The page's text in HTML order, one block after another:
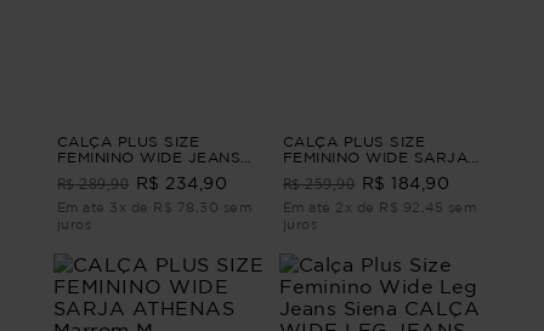
CALÇA PLUS SIZE
FEMININO WIDE JEANS
R$ 289,90 R$ 234,90
Em até 3x de R$ 78,30 sem
juros
CALÇA PLUS SIZE
FEMININO WIDE SARJA
NOIR Preto G2
R$ 259,90 R$ 184,90
Em até 2x de R$ 92,45 sem
juros